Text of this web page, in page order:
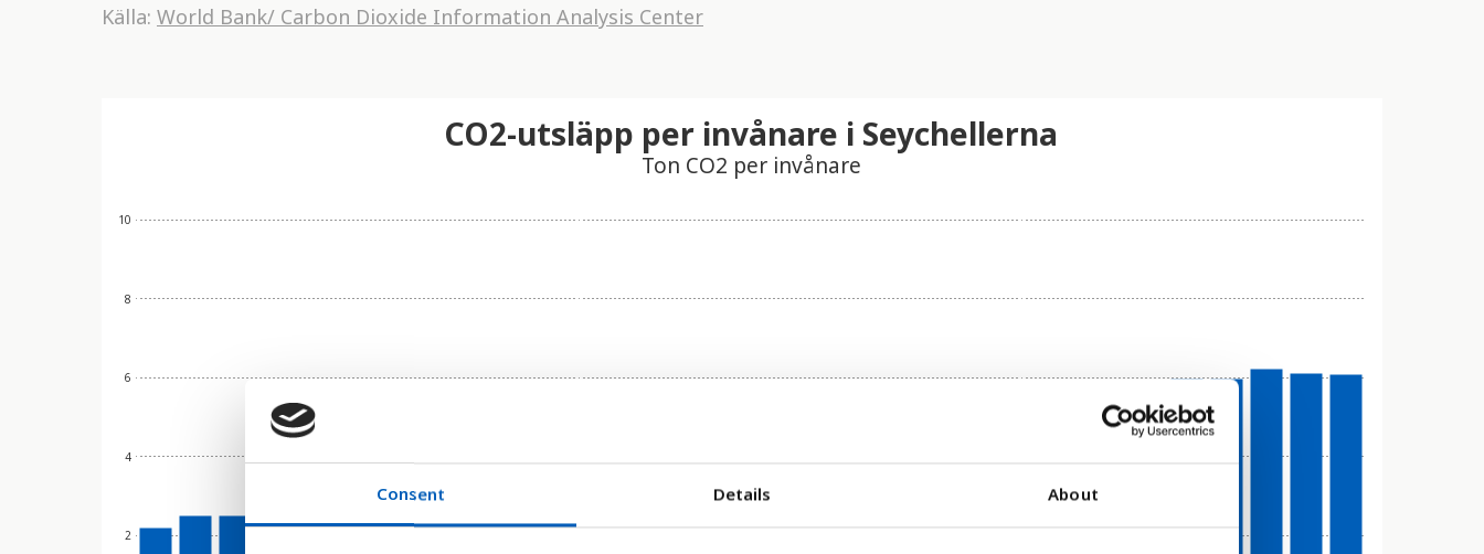
Consent Details About
Källa: World Bank/ Carbon Dioxide Information Analysis Center
2
4
6
8
10
CO2-utsläpp per invånare i Seychellerna
Ton CO2 per invånare